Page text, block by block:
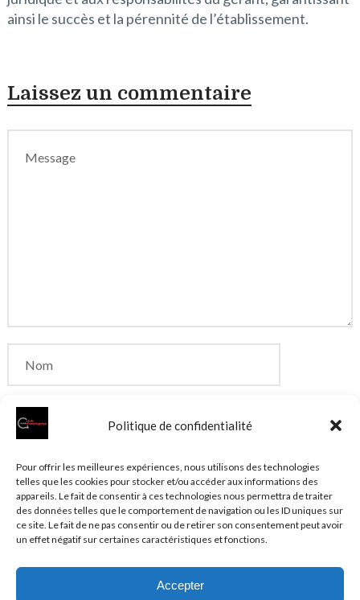
Politique de confidentialité
Pour offrir les meilleures expériences, nous utilisons des technologies
telles que les cookies pour stocker et/ou accéder aux informations des
appareils. Le fait de consentir à ces technologies nous permettra de traiter
des données telles que le comportement de navigation ou les ID uniques sur
ce site. Le fait de ne pas consentir ou de retirer son consentement peut avoir
un effet négatif sur certaines caractéristiques et fonctions.
Accepter
ainsi le succès et la pérennité de l’établissement.
Laissez un commentaire
Enregistrer mon nom, mon e-mail et mon site dans
le navigateur pour mon prochain commentaire.